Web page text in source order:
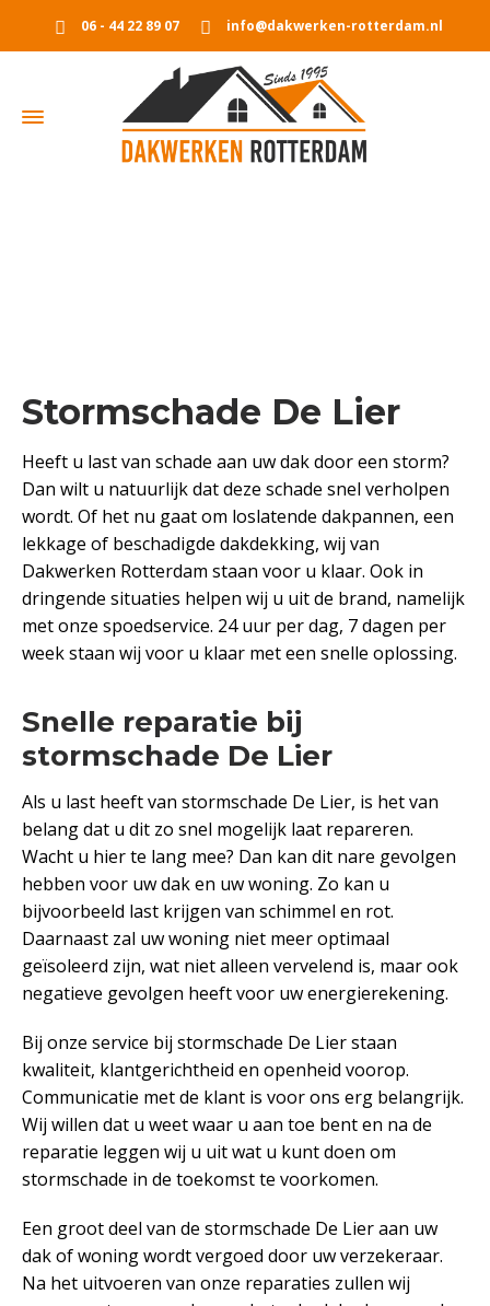
06 - 44 22 89 07 info@dakwerken-rotterdam.nl
Stormschade De Lier
Heeft u last van schade aan uw dak door een storm?
Dan wilt u natuurlijk dat deze schade snel verholpen
wordt. Of het nu gaat om loslatende dakpannen, een
lekkage of beschadigde dakdekking, wij van
Dakwerken Rotterdam staan voor u klaar. Ook in
dringende situaties helpen wij u uit de brand, namelijk
met onze spoedservice. 24 uur per dag, 7 dagen per
week staan wij voor u klaar met een snelle oplossing.
Snelle reparatie bij
stormschade De Lier
Als u last heeft van stormschade De Lier, is het van
belang dat u dit zo snel mogelijk laat repareren.
Wacht u hier te lang mee? Dan kan dit nare gevolgen
hebben voor uw dak en uw woning. Zo kan u
bijvoorbeeld last krijgen van schimmel en rot.
Daarnaast zal uw woning niet meer optimaal
geïsoleerd zijn, wat niet alleen vervelend is, maar ook
negatieve gevolgen heeft voor uw energierekening.
Bij onze service bij stormschade De Lier staan
kwaliteit, klantgerichtheid en openheid voorop.
Communicatie met de klant is voor ons erg belangrijk.
Wij willen dat u weet waar u aan toe bent en na de
reparatie leggen wij u uit wat u kunt doen om
stormschade in de toekomst te voorkomen.
Een groot deel van de stormschade De Lier aan uw
dak of woning wordt vergoed door uw verzekeraar.
Na het uitvoeren van onze reparaties zullen wij